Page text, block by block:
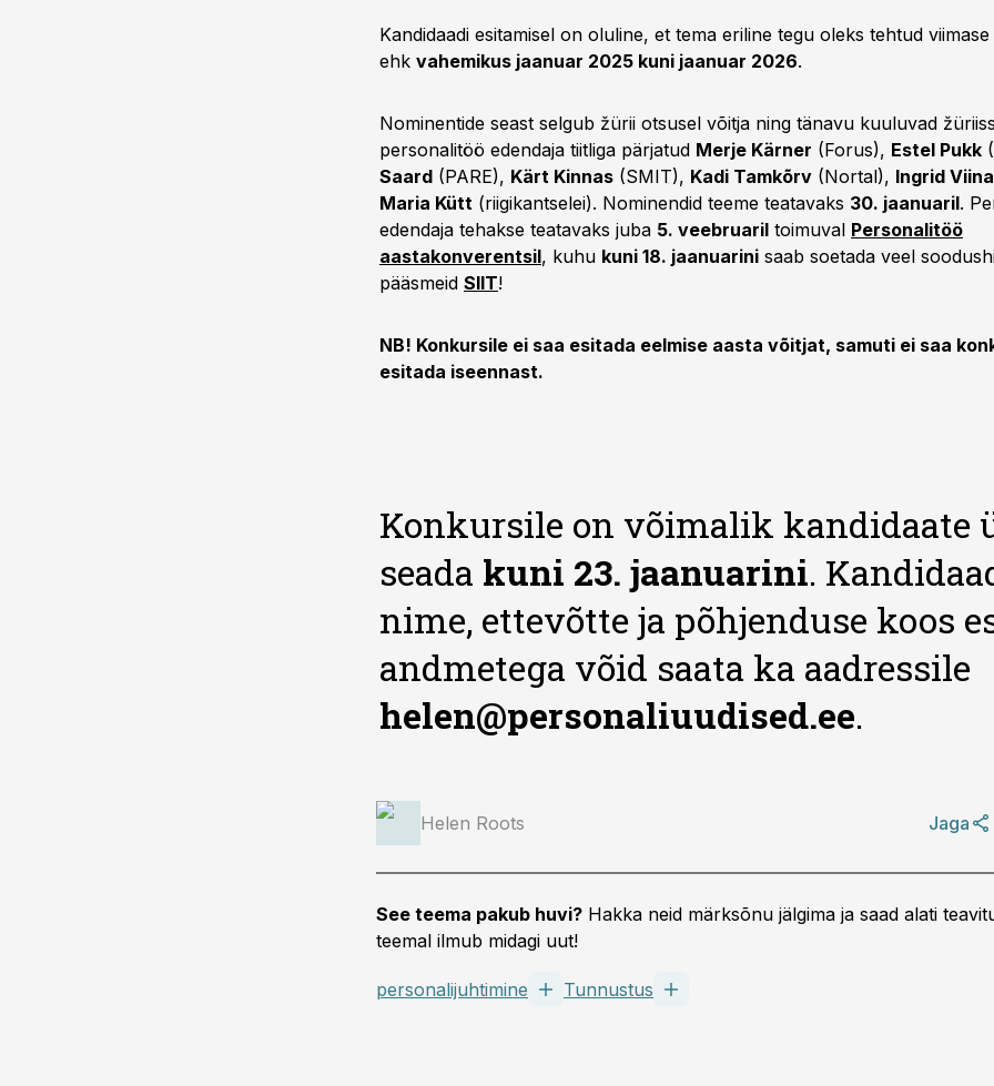
Kandidaadi esitamisel on oluline, et tema eriline tegu oleks tehtud
ehk vahemikus jaanuar 2025 kuni jaanuar 2026.
Nominentide seast selgub žürii otsusel võitja ning tänavu kuuluvad
personalitöö edendaja tiitliga pärjatud Merje Kärner (Forus), Estel Pukk
Saard (PARE), Kärt Kinnas (SMIT), Kadi Tamkõrv (Nortal), Ingrid
Maria Kütt (riigikantselei). Nominendid teeme teatavaks 30. jaanuaril.
edendaja tehakse teatavaks juba 5. veebruaril toimuval Personalitöö
aastakonverentsil, kuhu kuni 18. jaanuarini saab soetada veel
pääsmeid SIIT!
NB! Konkursile ei saa esitada eelmise aasta võitjat, samuti ei saa
esitada iseennast.
Konkursile on võimalik kandidaate
seada kuni 23. jaanuarini.
nime, ettevõtte ja põhjenduse koos
andmetega võid saata ka aadressile
helen@personaliuudised.ee.
Helen Roots Jaga
See teema pakub huvi? Hakka neid märksõnu jälgima ja saad alati
teemal ilmub midagi uut!
personalijuhtimine Tunnustus